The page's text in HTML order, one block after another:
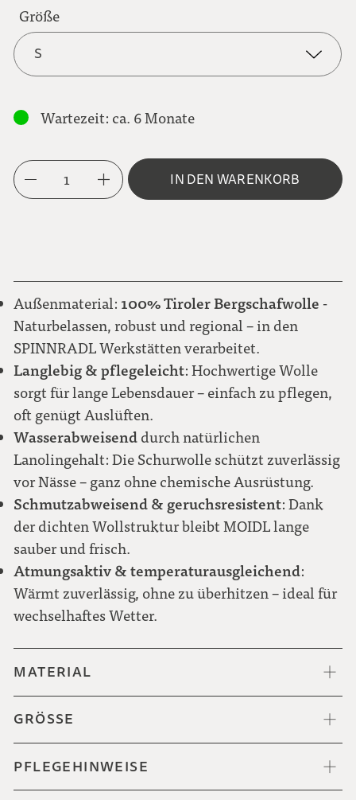
Karo blau-weiß
Karo Brauntöne
Karo rot-weiß
Karo schwarz-grau-blau-grün
Meliert schwarz-weiß
Punkt grün-weiß
Metallknopf NEUTRAL
Größe
S
L
Wartezeit: ca. 6 Monate
1 IN DEN WARENKORB
Außenmaterial: 100% Tiroler Bergschafwolle -
Naturbelassen, robust und regional – in den
SPINNRADL Werkstätten verarbeitet.
Langlebig & pflegeleicht: Hochwertige Wolle
sorgt für lange Lebensdauer – einfach zu pflegen,
oft genügt Auslüften.
Wasserabweisend durch natürlichen
Lanolingehalt: Die Schurwolle schützt zuverlässig
vor Nässe – ganz ohne chemische Ausrüstung.
Schmutzabweisend & geruchsresistent: Dank
der dichten Wollstruktur bleibt MOIDL lange
sauber und frisch.
Atmungsaktiv & temperaturausgleichend:
Wärmt zuverlässig, ohne zu überhitzen – ideal für
wechselhaftes Wetter.
MATERIAL
GRÖSSE
PFLEGEHINWEISE